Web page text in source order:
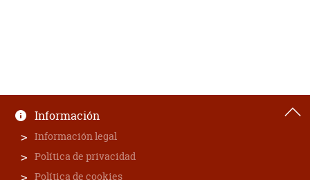
Información
Información legal
Política de privacidad
Política de cookies